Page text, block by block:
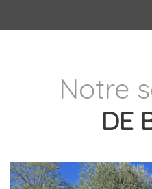
Notre
DE